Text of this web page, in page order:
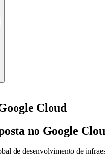
Cloud
no Google
de desenvolvimento de